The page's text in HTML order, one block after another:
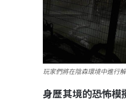
玩家們將在陰森環境中進行
身歷其境的恐怖模